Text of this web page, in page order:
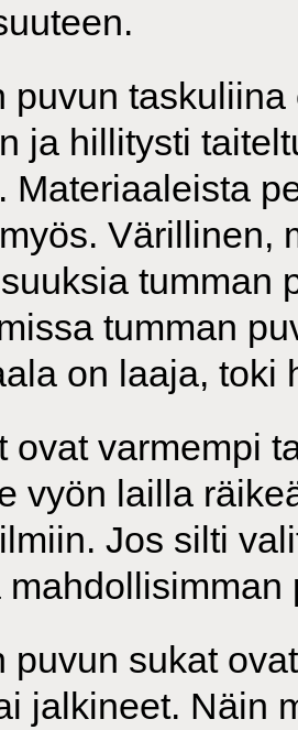
puvun
ja hillitysti
Materiaaleista
Värillinen,
tumman
tumman
on laaja, toki
ovat varmempi
vyön lailla
Jos silti
mahdollisimman
puvun sukat
jalkineet. Näin